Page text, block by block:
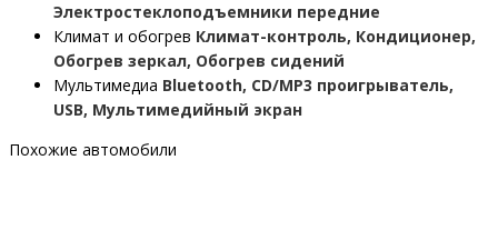
Электростеклоподъемники передние
Климат и обогрев Климат-контроль, Кондиционер,
Обогрев зеркал, Обогрев сидений
Мультимедиа Bluetooth, CD/MP3 проигрыватель,
USB, Мультимедийный экран
Похожие автомобили